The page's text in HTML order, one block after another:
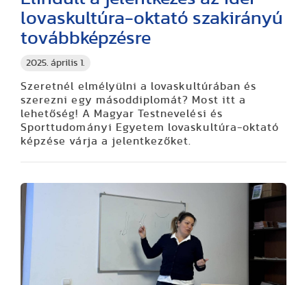
2025. április 1.
lovaskultúra-oktató szakirányú
továbbképzésre
Szeretnél elmélyülni a lovaskultúrában és
szerezni egy másoddiplomát? Most itt a
lehetőség! A Magyar Testnevelési és
Sporttudományi Egyetem lovaskultúra-oktató
képzése várja a jelentkezőket.